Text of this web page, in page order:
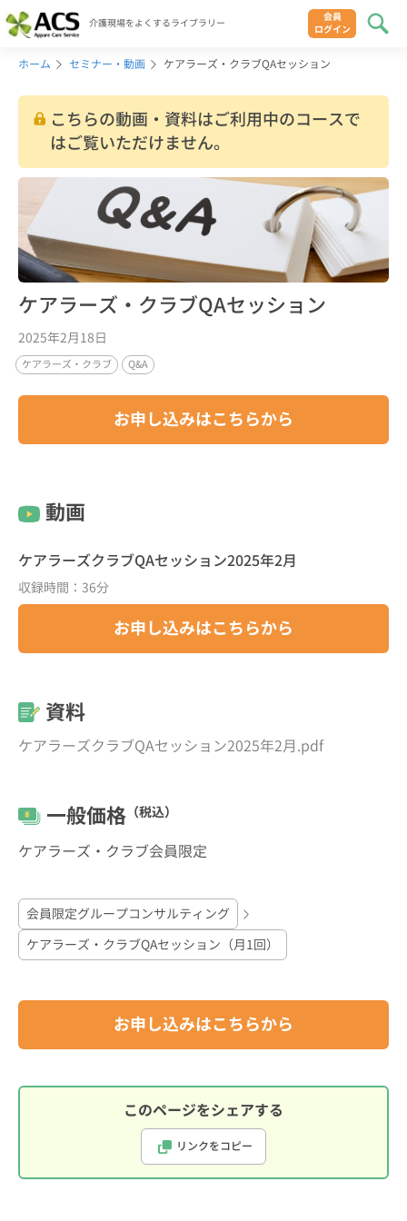
介護現場をよくするライブラリー
会員
ログイン
ホーム セミナー・動画 ケアラーズ・クラブQAセッション
こちらの動画・資料はご利用中のコースで
はご覧いただけません。
ケアラーズ・クラブQAセッション
2025年2月18日
ケアラーズ・クラブ Q&A
お申し込みはこちらから
動画
ケアラーズクラブQAセッション2025年2月
収録時間：36分
お申し込みはこちらから
資料
ケアラーズクラブQAセッション2025年2月.pdf
一般価格 （税込）
ケアラーズ・クラブ会員限定
会員限定グループコンサルティング
ケアラーズ・クラブQAセッション（月1回）
お申し込みはこちらから
このページをシェアする
リンクをコピー